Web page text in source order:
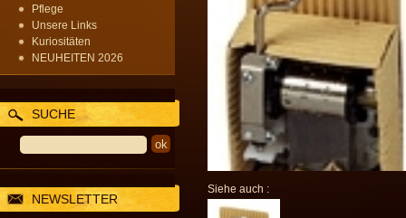
Pflege
Unsere Links
Kuriositäten
NEUHEITEN 2026
SUCHE
NEWSLETTER
Siehe auch :